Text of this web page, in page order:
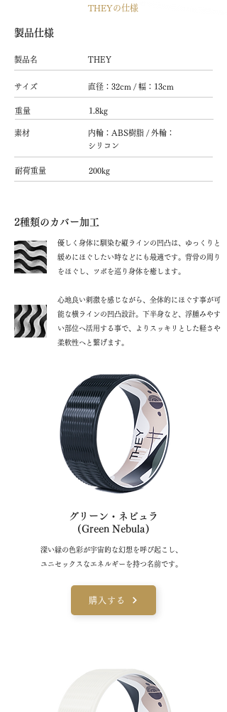
THEYの仕様
製品仕様
製品名 THEY
サイズ 直径：32cm / 幅：13cm
重量 1.8kg
素材
内輪：ABS樹脂 / 外輪：
シリコン
耐荷重量 200kg
2種類のカバー加工
優しく身体に馴染む縦ラインの凹凸は、ゆっくりと
緩めにほぐしたい時などにも最適です。背骨の周り
をほぐし、ツボを巡り身体を癒します。
心地良い刺激を感じながら、全体的にほぐす事が可
能な横ラインの凹凸設計。下半身など、浮腫みやす
い部位へ活用する事で、よりスッキリとした軽さや
柔軟性へと繋げます。
グリーン・ネビュラ
(Green Nebula)
深い緑の色彩が宇宙的な幻想を呼び起こし、
ユニセックスなエネルギーを持つ名前です。
購入する